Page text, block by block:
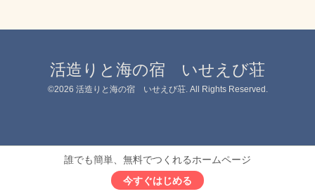
活造りと海の宿 いせえび荘
©2026 活造りと海の宿 いせえび荘. All Rights Reserved.
誰でも簡単、無料でつくれるホームページ
今すぐはじめる